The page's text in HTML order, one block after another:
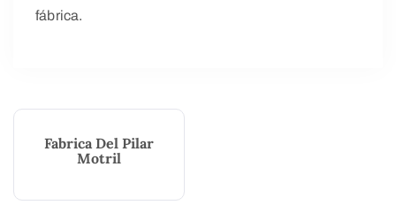
fábrica.
Fabrica Del Pilar
Motril